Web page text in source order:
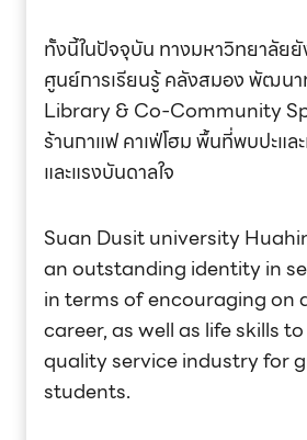
ทั้งนี้ในปัจจุบัน ทางมหาวิทยาลัย
ศูนย์การเรียนรู้ คลังสมอง พัฒน
Library & Co-Community
ร้านกาแฟ คาเฟ่โฮม พื้นที่พบปะแล
และแรงบันดาลใจ
Suan Dusit university
an outstanding identity in
in terms of encouraging on
career, as well as life skills
quality service industry for
students.